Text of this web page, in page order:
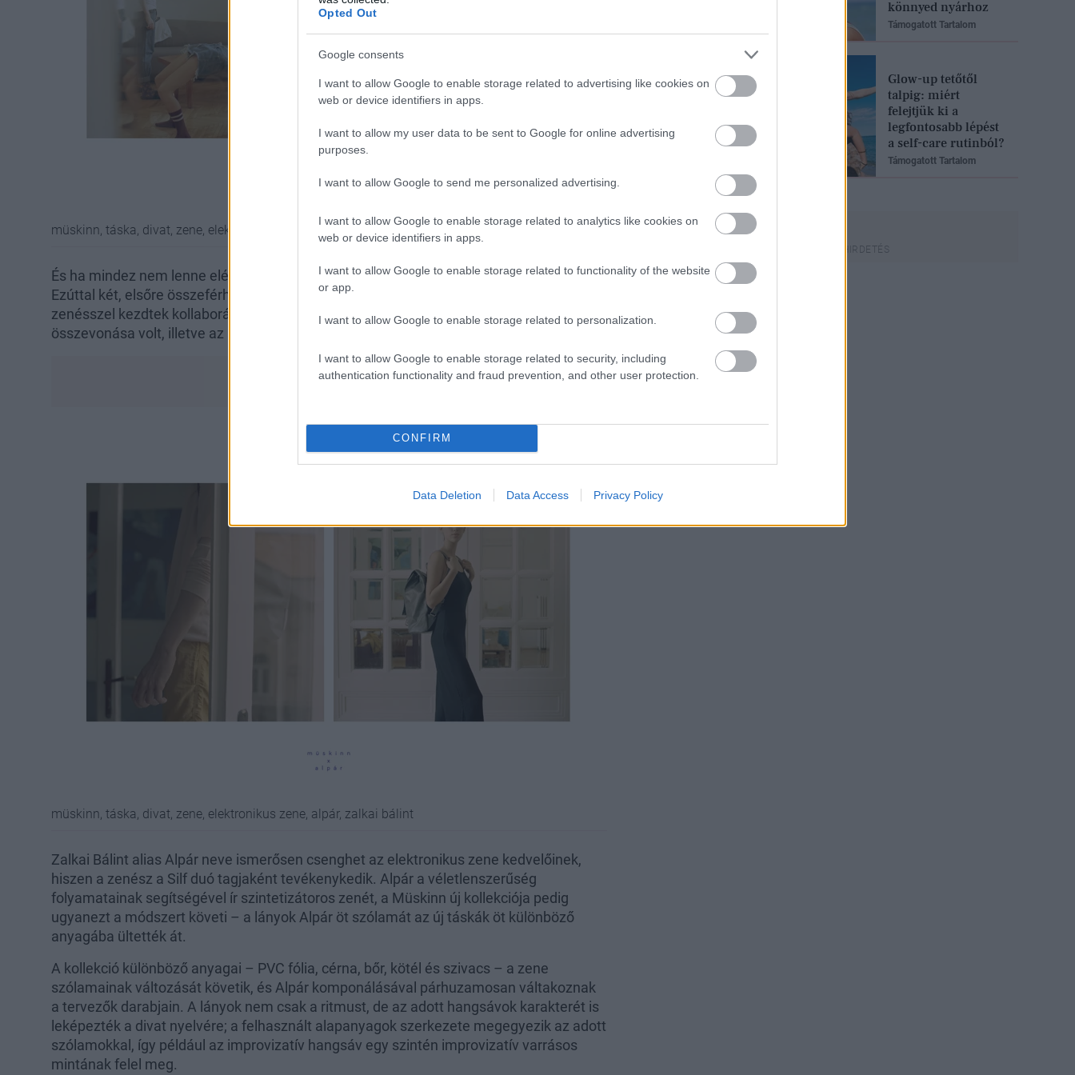
Opted Out
Google consents
I want to allow Google to enable storage related to advertising like cookies on
web or device identifiers in apps.
I want to allow my user data to be sent to Google for online advertising
purposes.
I want to allow Google to send me personalized advertising.
I want to allow Google to enable storage related to analytics like cookies on
web or device identifiers in apps.
I want to allow Google to enable storage related to functionality of the website
or app.
I want to allow Google to enable storage related to personalization.
I want to allow Google to enable storage related to security, including
authentication functionality and fraud prevention, and other user protection.
CONFIRM
Data Deletion Data Access Privacy Policy
müskinn, táska, divat, zene, elektronikus zene, alpár, zalkai bálint
És ha mindez nem lenne elég, a trió nemrég egy igazán formabontó ötlettel állt elő.
Ezúttal két, elsőre összeférhetetlennek tűnő művészeti ágat vontak össze, és egy
zenésszel kezdtek kollaborációba. A projekt célja az egymástól elszigetelt szubkultúrák
összevonása volt, illetve az alkotói folyamatok bemutatása.
müskinn, táska, divat, zene, elektronikus zene, alpár, zalkai bálint
Zalkai Bálint alias Alpár neve ismerősen csenghet az elektronikus zene kedvelőinek,
hiszen a zenész a Silf duó tagjaként tevékenykedik. Alpár a véletlenszerűség
folyamatainak segítségével ír szintetizátoros zenét, a Müskinn új kollekciója pedig
ugyanezt a módszert követi – a lányok Alpár öt szólamát az új táskák öt különböző
anyagába ültették át.
A kollekció különböző anyagai – PVC fólia, cérna, bőr, kötél és szivacs – a zene
szólamainak változását követik, és Alpár komponálásával párhuzamosan váltakoznak
a tervezők darabjain. A lányok nem csak a ritmust, de az adott hangsávok karakterét is
leképezték a divat nyelvére; a felhasznált alapanyagok szerkezete megegyezik az adott
szólamokkal, így például az improvizatív hangsáv egy szintén improvizatív varrásos
mintának felel meg.
könnyed nyárhoz
Támogatott Tartalom
Glow-up tetőtől
talpig: miért
felejtjük ki a
legfontosabb lépést
a self-care rutinból?
Támogatott Tartalom